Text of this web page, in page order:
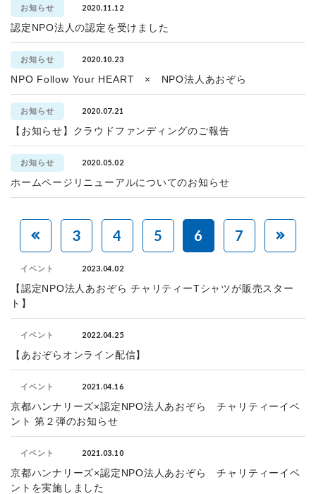
お知らせ 2020.11.12
認定NPO法人の認定を受けました
お知らせ 2020.10.23
NPO Follow Your HEART × NPO法人あおぞら
お知らせ 2020.07.21
【お知らせ】クラウドファンディングのご報告
お知らせ 2020.05.02
ホームページリニューアルについてのお知らせ
3 4 5 6 7
イベント 2023.04.02
【認定NPO法人あおぞら チャリティーTシャツが販売スター
ト】
イベント 2022.04.25
【あおぞらオンライン配信】
イベント 2021.04.16
京都ハンナリーズ×認定NPO法人あおぞら チャリティーイベ
ント 第２弾のお知らせ
イベント 2021.03.10
京都ハンナリーズ×認定NPO法人あおぞら チャリティーイベ
ントを実施しました